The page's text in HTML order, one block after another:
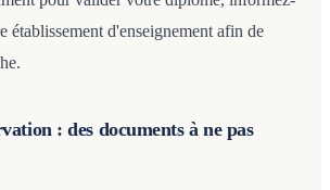
établissement d'enseignement afin de
: des documents à ne pas